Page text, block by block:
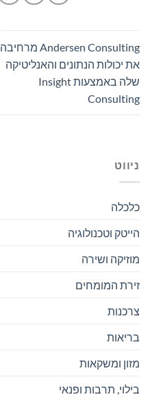
Andersen Consulting מרחיבה
את יכולות הנתונים והאנליטיקה
שלה באמצעות Insight
Consulting
ניווט
כלכלה
הייטק וטכנולוגיה
מוזיקה ושירה
זירת המומחים
צרכנות
בריאות
מזון ומשקאות
בילוי, תרבות ופנאי